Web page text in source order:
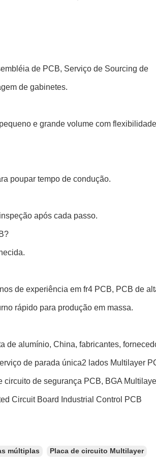
de PCB, Serviço de Sourcing de
de gabinetes.
e grande volume com
poupar tempo de condução.
após cada passo.
de experiência em fr4 PCB, PCB de
rápido para produção em massa.
de alumínio, China, fabricantes,
de parada única2 lados Multilayer
de segurança PCB, BGA
Circuit Board Industrial Control PCB
múltiplas Placa de circuito Multilayer